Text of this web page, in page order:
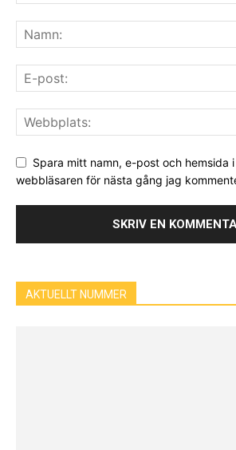
Spara mitt namn, e-post och hemsida
webbläsaren för nästa gång jag
AKTUELLT NUMMER